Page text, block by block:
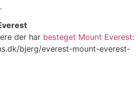
der har besteget Mount Everest:
bjerg/everest-mount-everest-